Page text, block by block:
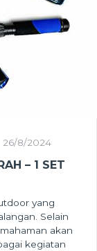
26/8/2024
– 1 SET
yang
Selain
akan
kegiatan